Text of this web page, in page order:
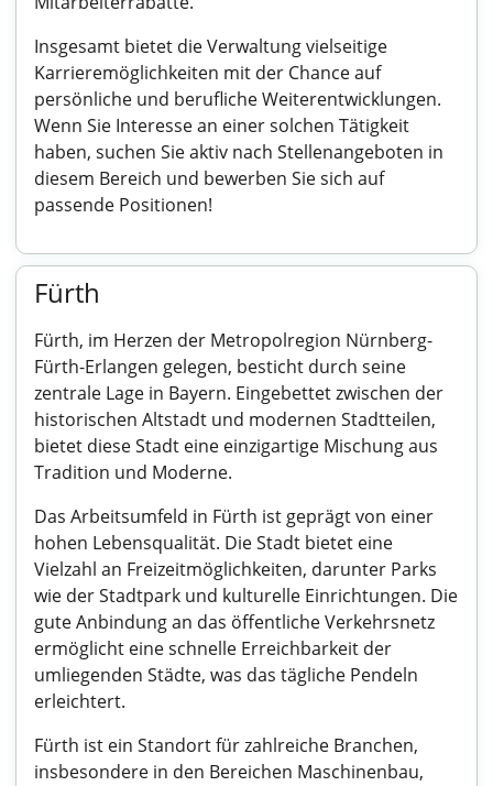
Insgesamt bietet die Verwaltung vielseitige
Karrieremöglichkeiten mit der Chance auf
persönliche und berufliche Weiterentwicklungen.
Wenn Sie Interesse an einer solchen Tätigkeit
haben, suchen Sie aktiv nach Stellenangeboten in
diesem Bereich und bewerben Sie sich auf
passende Positionen!
Fürth
Fürth, im Herzen der Metropolregion Nürnberg-
Fürth-Erlangen gelegen, besticht durch seine
zentrale Lage in Bayern. Eingebettet zwischen der
historischen Altstadt und modernen Stadtteilen,
bietet diese Stadt eine einzigartige Mischung aus
Tradition und Moderne.
Das Arbeitsumfeld in Fürth ist geprägt von einer
hohen Lebensqualität. Die Stadt bietet eine
Vielzahl an Freizeitmöglichkeiten, darunter Parks
wie der Stadtpark und kulturelle Einrichtungen. Die
gute Anbindung an das öffentliche Verkehrsnetz
ermöglicht eine schnelle Erreichbarkeit der
umliegenden Städte, was das tägliche Pendeln
erleichtert.
Fürth ist ein Standort für zahlreiche Branchen,
insbesondere in den Bereichen Maschinenbau,